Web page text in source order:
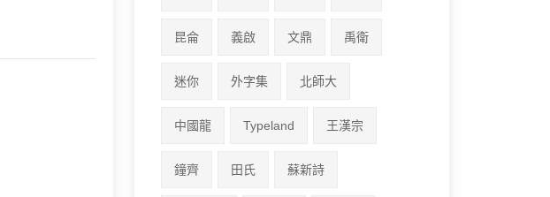
昆侖 義啟 文鼎 禹衛
迷你 外字集 北師大
中國龍 Typeland 王漢宗
鐘齊 田氏 蘇新詩